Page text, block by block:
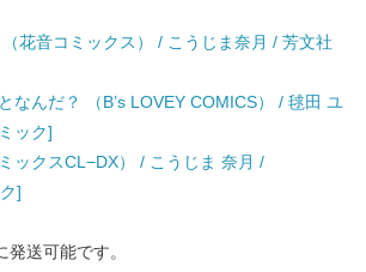
花音コミックス） / こうじま奈月 / 芳文社
なんだ？ （B’s LOVEY COMICS） / 毬田 ユ
ック]
ックスCL−DX） / こうじま 奈月 /
]
送可能です。